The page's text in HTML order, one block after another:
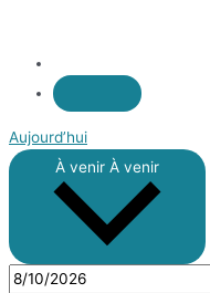
Aujourd’hui
À venir À venir